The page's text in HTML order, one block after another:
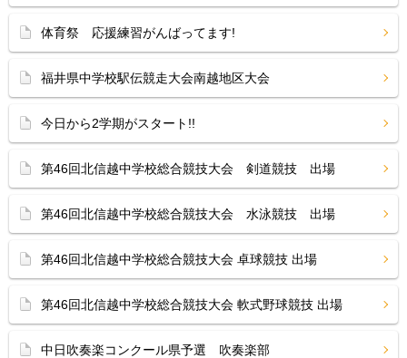
体育祭 応援練習がんばってます!
福井県中学校駅伝競走大会南越地区大会
今日から2学期がスタート!!
第46回北信越中学校総合競技大会 剣道競技 出場
第46回北信越中学校総合競技大会 水泳競技 出場
第46回北信越中学校総合競技大会 卓球競技 出場
第46回北信越中学校総合競技大会 軟式野球競技 出場
中日吹奏楽コンクール県予選 吹奏楽部